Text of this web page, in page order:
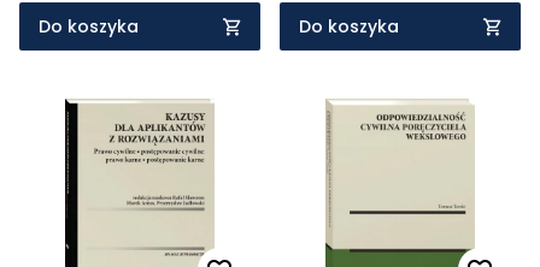
Do koszyka Do koszyka